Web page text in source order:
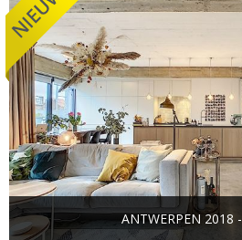
ANTWERPEN 2018